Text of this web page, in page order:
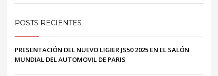
POSTS RECIENTES
PRESENTACIÓN DEL NUEVO LIGIER JS50 2025 EN EL SALÓN
MUNDIAL DEL AUTOMOVIL DE PARIS